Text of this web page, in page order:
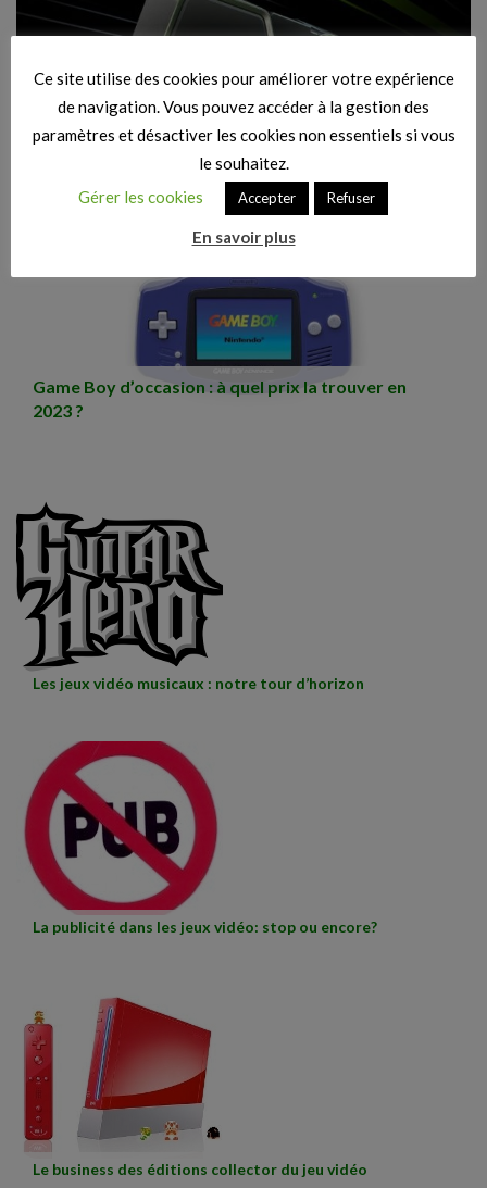
Cartes graphiques Gaming : les offres pré-Soldes
Game Boy d’occasion : à quel prix la trouver en
2023 ?
Les jeux vidéo musicaux : notre tour d’horizon
La publicité dans les jeux vidéo: stop ou encore?
Le business des éditions collector du jeu vidéo
Ce site utilise des cookies pour améliorer votre expérience
de navigation. Vous pouvez accéder à la gestion des
paramètres et désactiver les cookies non essentiels si vous
le souhaitez.
Gérer les cookies
Accepter Refuser
En savoir plus